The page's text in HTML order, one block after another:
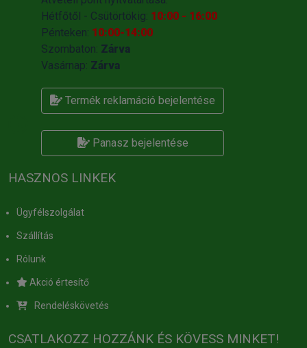
Hétfőtől - Csütörtökig: 10:00 - 16:00
Pénteken: 10:00-14:00
Szombaton: Zárva
Vasárnap: Zárva
Termék reklamáció bejelentése
Panasz bejelentése
HASZNOS LINKEK
Ügyfélszolgálat
Szállítás
Rólunk
Akció értesítő
Rendeléskövetés
CSATLAKOZZ HOZZÁNK ÉS KÖVESS MINKET!